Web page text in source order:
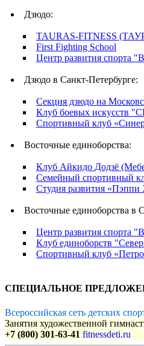
Дзюдо:
TAURAS-FITNESS
First Fighting School
Центр развития спорта
Дзюдо в Санкт-Петербурге:
Секция дзюдо на
Клуб боевых искусств
Спортивный клуб
Восточные единоборства:
Клуб Айкидо Додзё
Семейный спортивный
Студия развития «Пэппи
Восточные единоборства в
Центр развития спорта
Клуб единоборств
Спортивный клуб
СПЕЦИАЛЬНОЕ
Всероссийская сеть детских
Занятия художественной
+7 (800) 301-63-41 fitnessdeti.ru